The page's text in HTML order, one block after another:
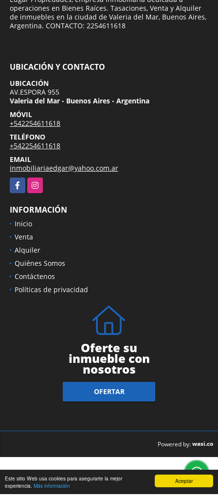
Aceptar
Este sitio Web usa cookies para asegurarte la mejor
experiencia. Más información
operaciones en Bienes Raíces. Tasaciones, Venta y Alquiler
de inmuebles en la ciudad de Valeria del Mar, Buenos Aires,
Argentina. CONTACTO: 2254611618
UBICACIÓN Y CONTACTO
UBICACIÓN
AV.ESPORA 955
Valeria del Mar - Buenos Aires - Argentina
MÓVIL
+542254611618
TELÉFONO
+542254611618
EMAIL
inmobiliariaedgar@yahoo.com.ar
FacebookInstagram
INFORMACIÓN
Inicio
Venta
Alquiler
Quiénes Somos
Contáctenos
Políticas de privacidad
Oferte su
inmueble con
nosotros
OFERTAR
Powered by:wasi.co